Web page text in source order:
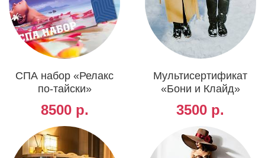
СПА набор «Релакс
по-тайски»
8500 р.
Мультисертификат
«Бони и Клайд»
3500 р.